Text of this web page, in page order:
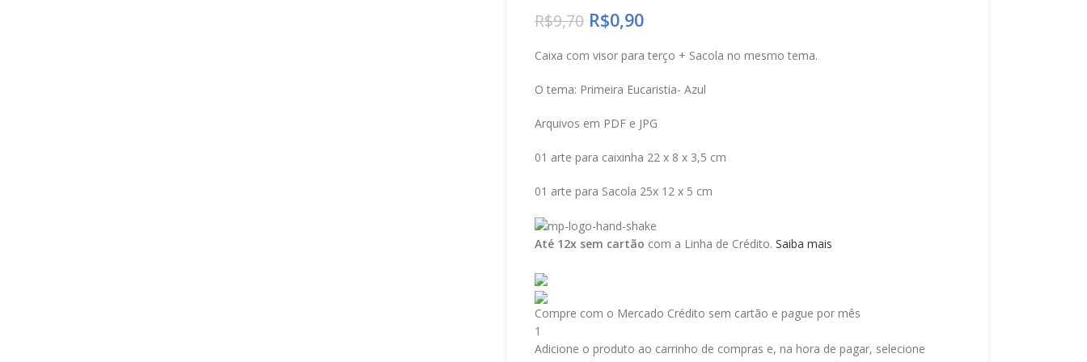
R$9,70 R$0,90
Caixa com visor para terço + Sacola no mesmo tema.
O tema: Primeira Eucaristia- Azul
Arquivos em PDF e JPG
01 arte para caixinha 22 x 8 x 3,5 cm
01 arte para Sacola 25x 12 x 5 cm
Até 12x sem cartão com a Linha de Crédito. Saiba mais
Compre com o Mercado Crédito sem cartão e pague por mês
1
Adicione o produto ao carrinho de compras e, na hora de pagar, selecione